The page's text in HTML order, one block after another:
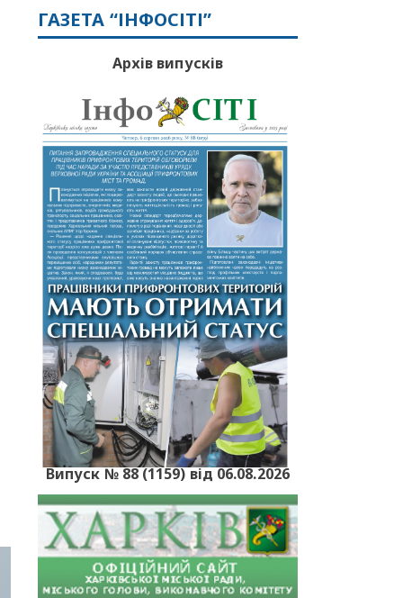
ГАЗЕТА “ІНФОСІТІ”
Архів випусків
Випуск № 88 (1159) від 06.08.2026